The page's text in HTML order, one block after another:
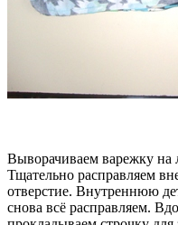
Выворачиваем варежку на
Тщательно расправляем
отверстие. Внутреннюю
снова всё расправляем.